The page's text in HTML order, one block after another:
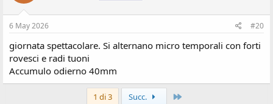
6 May 2026 #20
giornata spettacolare. Si alternano micro temporali con forti
rovesci e radi tuoni
Accumulo odierno 40mm
1 di 3 Succ.